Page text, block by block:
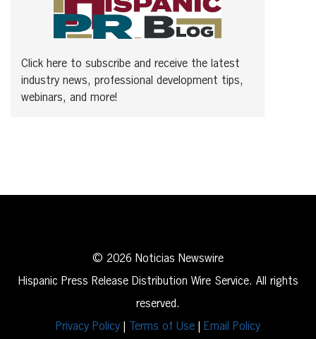
Click here to subscribe and receive the latest
industry news, professional development tips,
webinars, and more!
© 2026 Noticias Newswire
Hispanic Press Release Distribution Wire Service. All rights
reserved.
Privacy Policy
Terms of Use Email Policy